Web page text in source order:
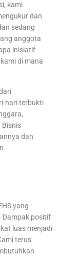
kami
dan
sedang
anggota
inisiatif
di mana
hari terbukti
Bisnis
dan
yang
Dampak positif
luas menjadi
terus